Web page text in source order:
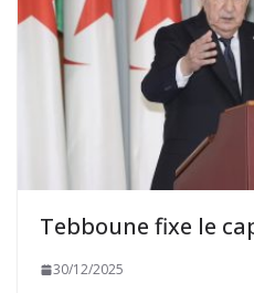
Tebboune fixe le
30/12/2025